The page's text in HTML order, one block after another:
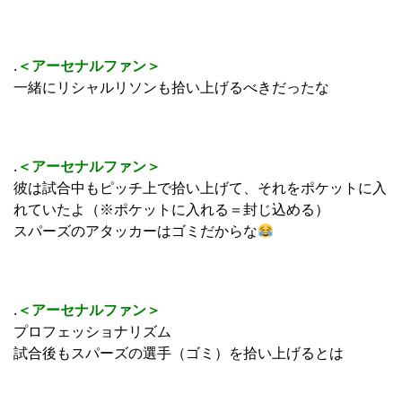
. ＜アーセナルファン＞
一緒にリシャルリソンも拾い上げるべきだったな
. ＜アーセナルファン＞
彼は試合中もピッチ上で拾い上げて、それをポケットに入
れていたよ（※ポケットに入れる＝封じ込める）
スパーズのアタッカーはゴミだからな
. ＜アーセナルファン＞
プロフェッショナリズム
試合後もスパーズの選手（ゴミ）を拾い上げるとは